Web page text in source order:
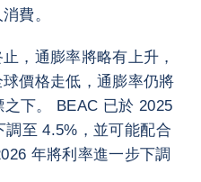
費。
，通膨率將略有上升，
價格走低，通膨率仍將
下。 BEAC 已於 2025
至 4.5%，並可能配合
年將利率進一步下調